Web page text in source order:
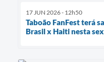
17 JUN 2026 - 12h50
Taboão FanFest terá
Brasil x Haiti nesta